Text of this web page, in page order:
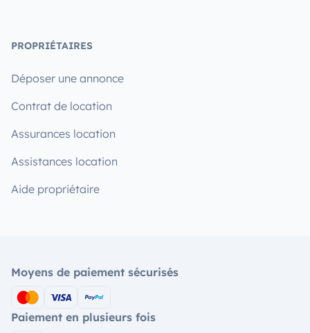
PROPRIÉTAIRES
Déposer une annonce
Contrat de location
Assurances location
Assistances location
Aide propriétaire
Moyens de paiement sécurisés
Paiement en plusieurs fois